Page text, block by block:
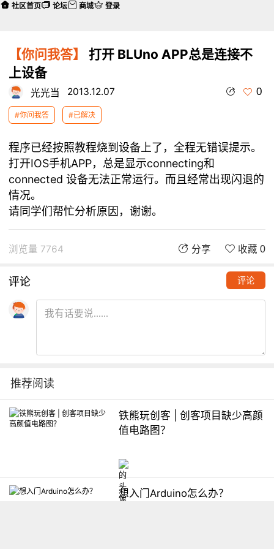
【你问我答】
打开 BLUno APP总是连接不
上设备
光光当 2013.12.07 0
#你问我答 #已解决
程序已经按照教程烧到设备上了，全程无错误提示。
打开IOS手机APP，总是显示connecting和
connected 设备无法正常运行。而且经常出现闪退的
情况。
请同学们帮忙分析原因，谢谢。
浏览量 7764 分享 收藏 0
评论 评论
推荐阅读
铁熊玩创客 | 创客项目缺少高颜
值电路图？
想入门Arduino怎么办？
社区首页 论坛 商城 登录